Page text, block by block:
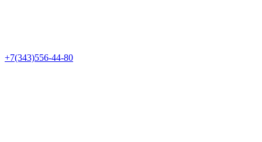
+7(343)556-44-80